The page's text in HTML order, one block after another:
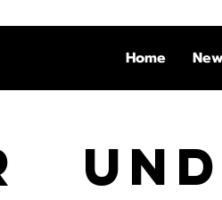
Home
und